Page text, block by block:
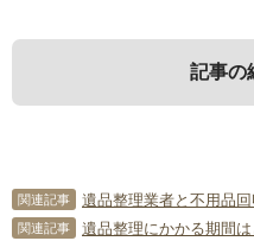
記事の
1．冷蔵庫は家電
3．自分で冷蔵庫
費用
5．遺品整理に関
関連記事
関連記事